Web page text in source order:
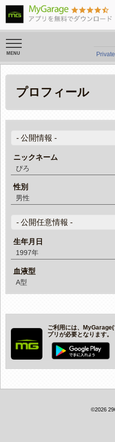
toggle
navigation
プロフィール
- 公開情報 -
ニックネーム
ぴろ
性別
男性
- 公開任意情報 -
生年月日
1997年
血液型
A型
ご利用には、
プリが必要となります。
©2026